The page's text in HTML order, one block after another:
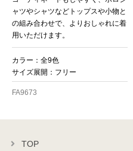
ャツやシャツなどトップスや小物と
の組み合わせで、よりおしゃれに着
用いただけます。
カラー：全9色
サイズ展開：フリー
FA9673
TOP